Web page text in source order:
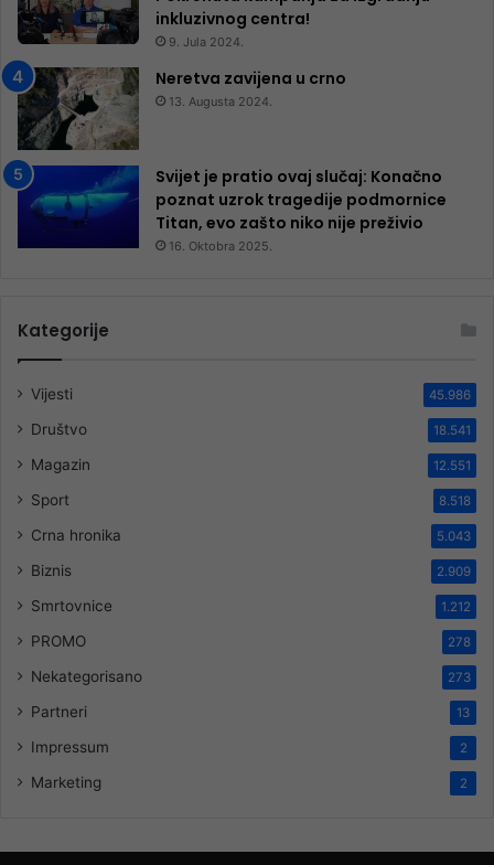
inkluzivnog centra!
9. Jula 2024.
Neretva zavijena u crno
13. Augusta 2024.
Svijet je pratio ovaj slučaj: Konačno
poznat uzrok tragedije podmornice
Titan, evo zašto niko nije preživio
16. Oktobra 2025.
Kategorije
Vijesti 45.986
Društvo 18.541
Magazin 12.551
Sport 8.518
Crna hronika 5.043
Biznis 2.909
Smrtovnice 1.212
PROMO 278
Nekategorisano 273
Partneri 13
Impressum 2
Marketing 2